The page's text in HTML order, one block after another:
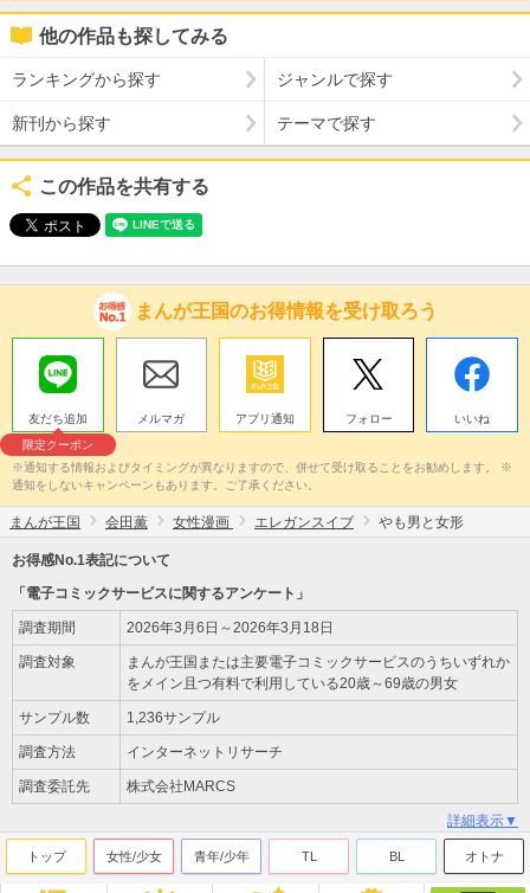
他の作品も探してみる
ランキングから探す ジャンルで探す
新刊から探す テーマで探す
この作品を共有する
まんが王国のお得情報を受け取ろう
友だち追加
限定クーポン
メルマガ アプリ通知 フォロー いいね
※通知する情報およびタイミングが異なりますので、併せて受け取ることをお勧めします。 ※
通知をしないキャンペーンもあります。ご了承ください。
まんが王国 会田薫 女性漫画 エレガンスイブ やも男と女形
お得感No.1表記について
「電子コミックサービスに関するアンケート」
調査期間 2026年3月6日～2026年3月18日
調査対象
まんが王国または主要電子コミックサービスのうちいずれか
をメイン且つ有料で利用している20歳～69歳の男女
サンプル数 1,236サンプル
調査方法 インターネットリサーチ
調査委託先 株式会社MARCS
詳細表示▼
トップ 女性/少女 青年/少年 TL BL オトナ